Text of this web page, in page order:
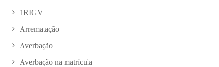
1RIGV
Arrematação
Averbação
Averbação na matrícula